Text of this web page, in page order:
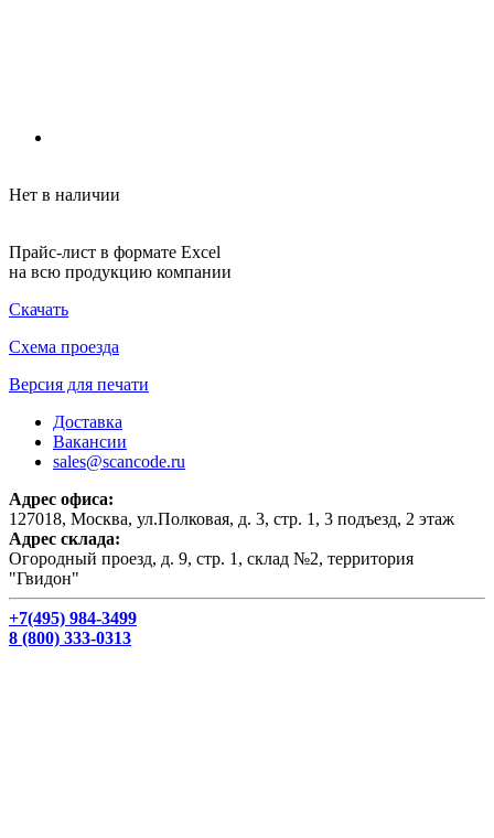
Нет в наличии
Прайс-лист в формате Excel
на всю продукцию компании
Скачать
Схема проезда
Версия для печати
Доставка
Вакансии
sales@scancode.ru
Адрес офиса:
127018, Москва, ул.Полковая, д. 3, стр. 1, 3 подъезд, 2 этаж
Адрес склада:
Огородный проезд, д. 9, стр. 1, склад №2, территория
"Гвидон"
+7(495) 984-3499
8 (800) 333-0313